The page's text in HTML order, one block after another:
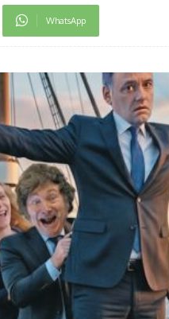
WhatsApp